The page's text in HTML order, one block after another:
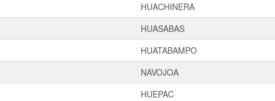
HUACHINERA
HUASABAS
HUATABAMPO
NAVOJOA
HUEPAC